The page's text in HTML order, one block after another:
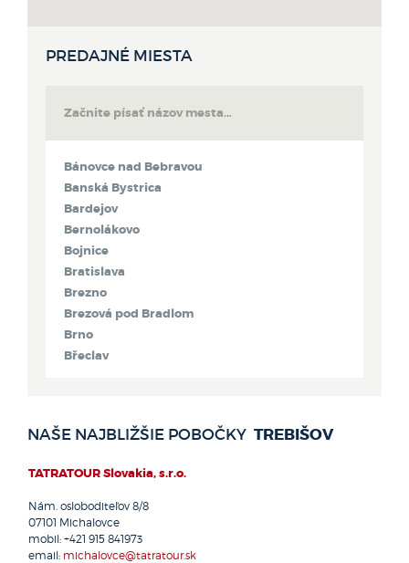
PREDAJNÉ MIESTA
Bánovce nad Bebravou
Banská Bystrica
Bardejov
Bernolákovo
Bojnice
Bratislava
Brezno
Brezová pod Bradlom
Brno
Břeclav
Dolný Kubín
Dunajská Streda
Galanta
Handlová
Hlohovec
NAŠE NAJBLIŽŠIE POBOČKY TREBIŠOV
TATRATOUR Slovakia, s.r.o.
Nám. osloboditeľov 8/8
07101 Michalovce
mobil: +421 915 841973
email: michalovce@tatratour.sk